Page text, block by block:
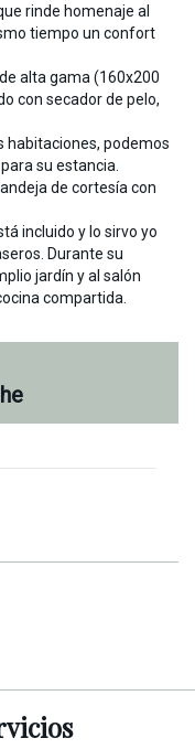
rinde homenaje al
tiempo un confort
alta gama (160x200
con secador de pelo,
habitaciones, podemos
su estancia.
de cortesía con
incluido y lo sirvo yo
Durante su
jardín y al salón
compartida.